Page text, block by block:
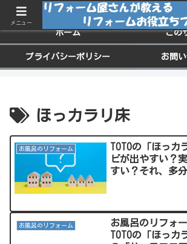
ちょっと役に立つお家のメンテナン
ホーム この
プライバシーポリシー お問
ほっカラリ床
お風呂のリフォーム
TOTOの「ほっカ
ビが出やすい？
すい？それ、多
お風呂のリフォーム
お風呂のリフォ
TOTOの「ほっ
メニュー